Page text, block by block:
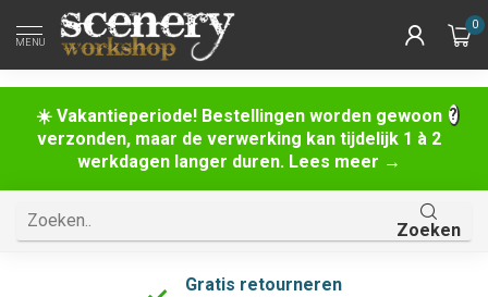
☀️ Vakantieperiode! Bestellingen worden gewoon
verzonden, maar de verwerking kan tijdelijk 1 à 2
werkdagen langer duren. Lees meer →
MENU
0
Zoeken
Gratis retourneren